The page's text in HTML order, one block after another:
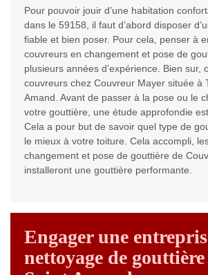
Pour pouvoir jouir d’une habitation
dans le 59158, il faut d’abord disposer
fiable et bien poser. Pour cela, penser à
couvreurs en changement et pose de
plusieurs années d’expérience. Bien sur,
couvreurs chez Couvreur Mayer située à
Amand. Avant de passer à la pose ou le
votre gouttière, une étude approfondie est
Cela a pour but de savoir quel type de
le mieux à votre toiture. Cela accompli,
changement et pose de gouttière de
installeront une gouttière performante.
Engager une
nettoyage de